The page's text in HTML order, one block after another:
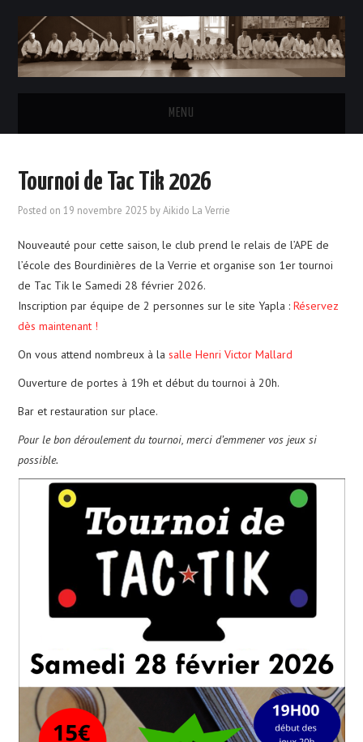
MENU
INSCRIPTIONS & TARIFS
LE BUREAU
PHOTOS
NOUS CONTACTER
Tournoi de Tac Tik 2026
Posted on19 novembre 2025 byAikido La Verrie
Nouveauté pour cette saison, le club prend le relais de l’APE de
l’école des Bourdinières de la Verrie et organise son 1er tournoi
de Tac Tik le Samedi 28 février 2026.
Inscription par équipe de 2 personnes sur le site Yapla :Réservez
dès maintenant !
On vous attend nombreux à lasalle Henri Victor Mallard
Ouverture de portes à 19h et début du tournoi à 20h.
Bar et restauration sur place.
Pour le bon déroulement du tournoi, merci d’emmener vos jeux si
possible.